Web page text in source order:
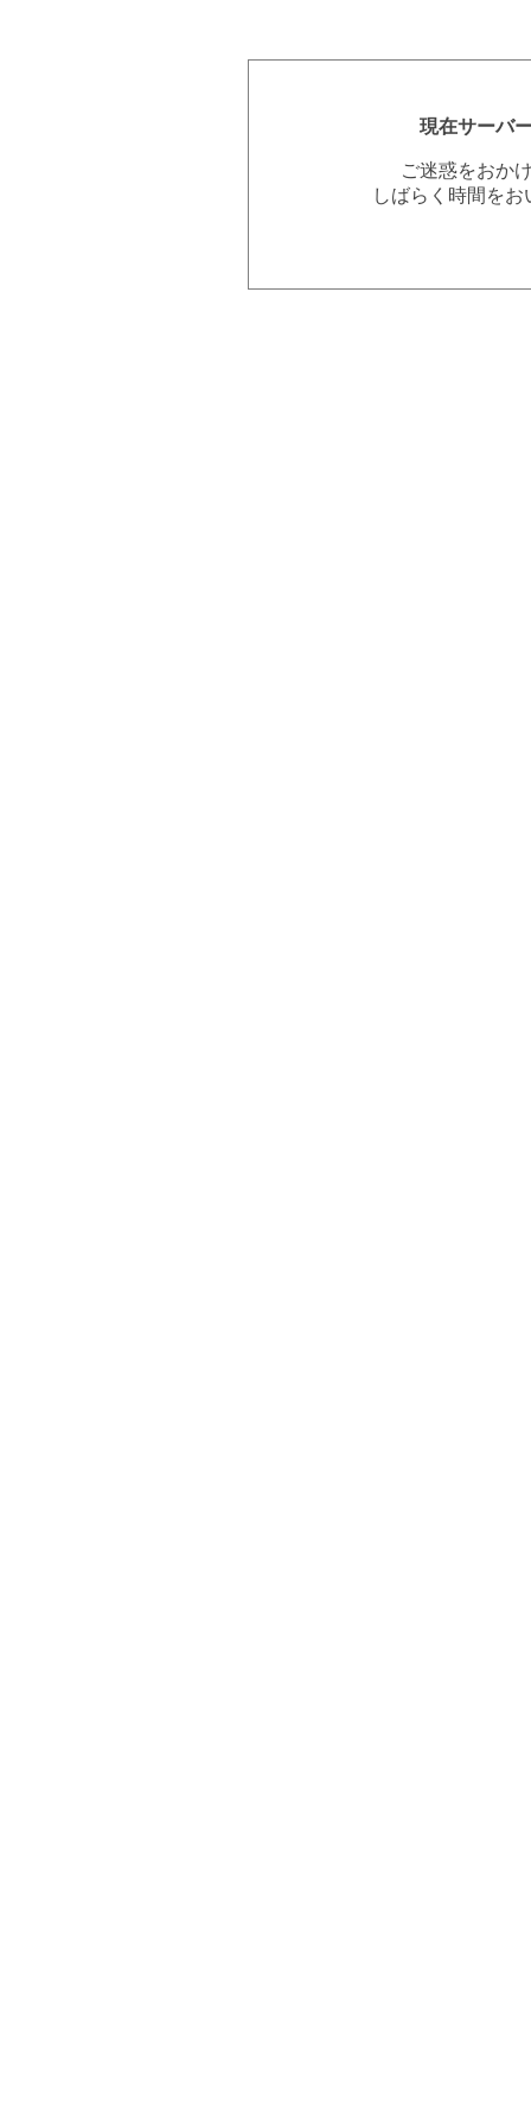
現在サーバ
ご迷惑をおか
しばらく時間を